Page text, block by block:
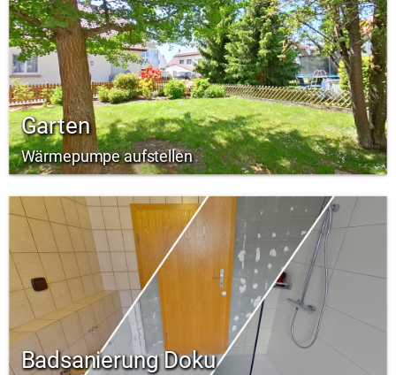
Garten
Wärmepumpe aufstellen
Badsanierung Doku